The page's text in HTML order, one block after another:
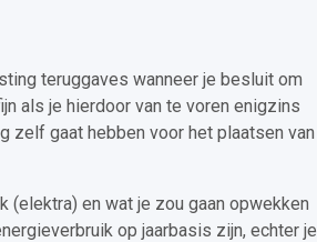
teruggaves wanneer je besluit om
als je hierdoor van te voren enigzins
zelf gaat hebben voor het plaatsen van
(elektra) en wat je zou gaan opwekken
op jaarbasis zijn, echter je